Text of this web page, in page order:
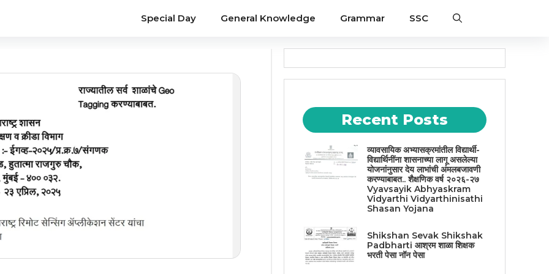
Special Day General Knowledge Grammar SSC
Recent Posts
व्यावसायिक अभ्यासक्रमांतील विद्यार्थी-
विद्यार्थिनींना शासनाच्या लागू असलेल्या
योजनांनुसार देय लाभांची अंमलबजावणी
करण्याबाबत.. शैक्षणिक वर्ष २०२६-२७
Vyavsayik Abhyaskram
Vidyarthi Vidyarthinisathi
Shasan Yojana
Shikshan Sevak Shikshak
Padbharti आश्रम शाळा शिक्षक
भरती पेसा नॉन पेसा